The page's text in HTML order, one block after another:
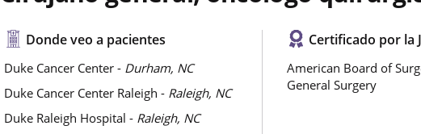
Donde veo a pacientes
Duke Cancer Center - Durham, NC
Duke Cancer Center Raleigh - Raleigh, NC
Duke Raleigh Hospital - Raleigh, NC
Certificado por la
American Board of
General Surgery